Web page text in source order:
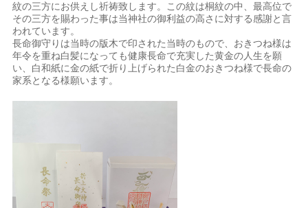
紋の三方にお供えし祈祷致します。この紋は桐紋の中、最高位で
その三方を賜わった事は当神社の御利益の高さに対する感謝と言
われています。
長命御守りは当時の版木で印された当時のもので、おきつね様は
年令を重ね白髪になっても健康長命で充実した黄金の人生を願
い、白和紙に金の紙で折り上げられた白金のおきつね様で長命の
家系となる様願います。